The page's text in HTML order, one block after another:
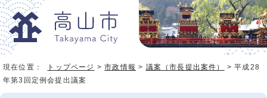
現在位置： トップページ >市政情報 > 議案（市長提出案件）
> 平成28
年第3回定例会提出議案